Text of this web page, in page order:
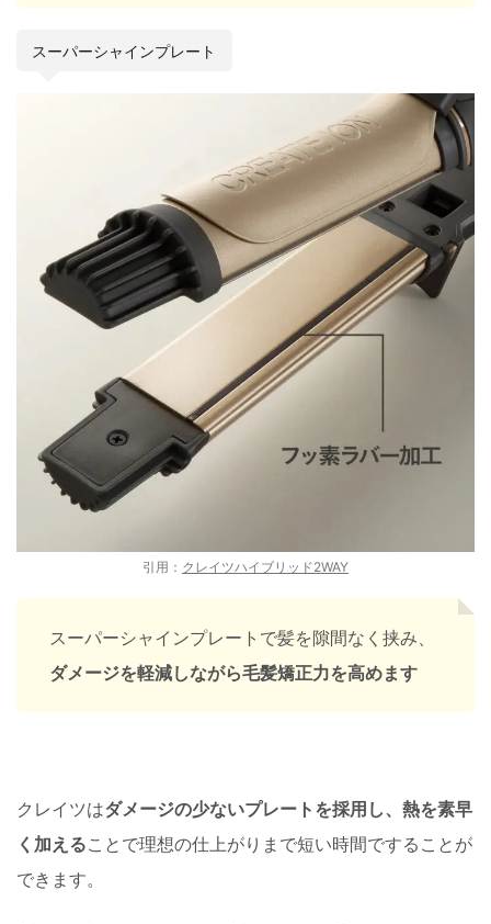
スーパーシャインプレート
引用： クレイツハイブリッド2WAY
スーパーシャインプレートで髪を隙間なく挟み、
ダメージを軽減しながら毛髪矯正力を高めます
クレイツはダメージの少ないプレートを採用し、熱を素早
く加えることで理想の仕上がりまで短い時間ですることが
できます。